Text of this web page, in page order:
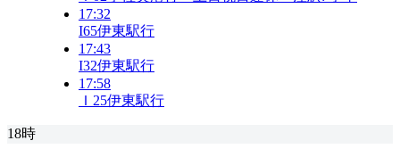
17:32
I65伊東駅行
17:43
I32伊東駅行
17:58
Ｉ25伊東駅行
18時